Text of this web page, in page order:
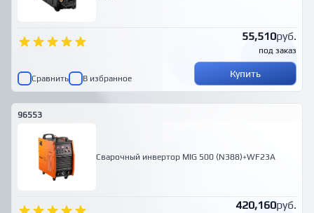
55,510руб.
под заказ
Сравнить В избранное Купить
96553
Сварочный инвертор MIG 500 (N388)+WF23A
420,160руб.